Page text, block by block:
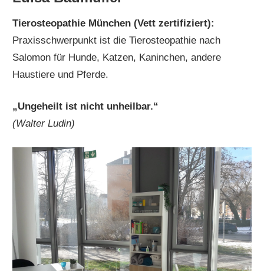
Tierosteopathie München (Vett zertifiziert):
Praxisschwerpunkt ist die Tierosteopathie nach
Salomon für Hunde, Katzen, Kaninchen, andere
Haustiere und Pferde.
„Ungeheilt ist nicht unheilbar.“
(Walter Ludin)